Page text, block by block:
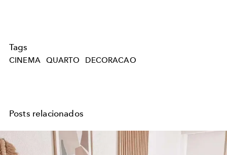
Tags
CINEMA QUARTO DECORACAO
Posts relacionados